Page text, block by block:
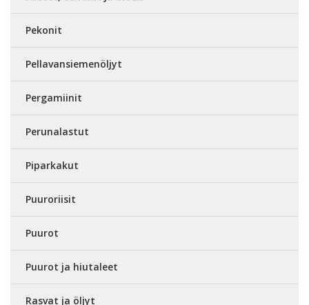
Pekonit
Pellavansiemenöljyt
Pergamiinit
Perunalastut
Piparkakut
Puuroriisit
Puurot
Puurot ja hiutaleet
Rasvat ja öljyt